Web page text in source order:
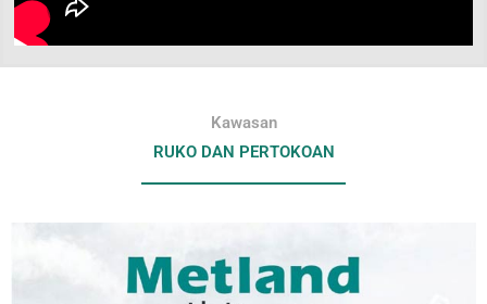
Kawasan
RUKO DAN PERTOKOAN